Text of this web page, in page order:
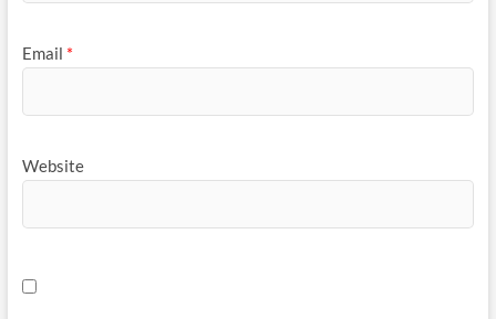
Email *
Website